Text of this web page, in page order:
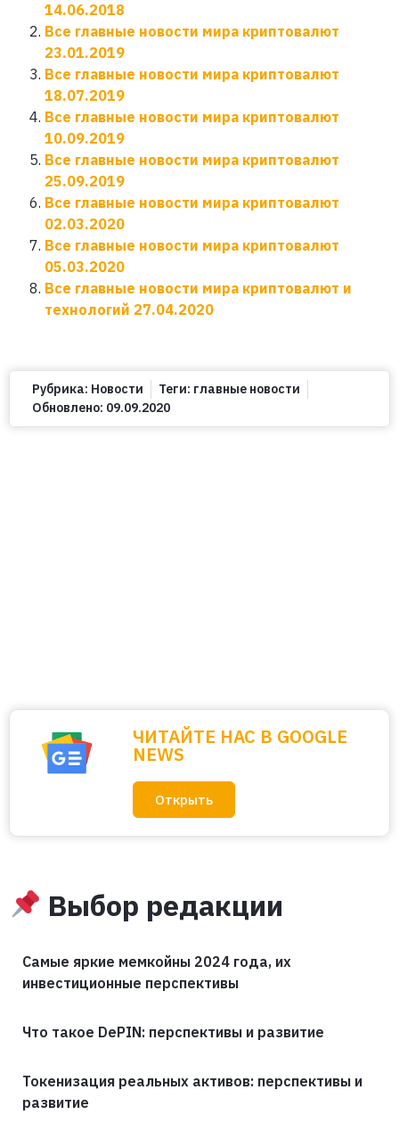
14.06.2018
Все главные новости мира криптовалют
23.01.2019
Все главные новости мира криптовалют
18.07.2019
Все главные новости мира криптовалют
10.09.2019
Все главные новости мира криптовалют
25.09.2019
Все главные новости мира криптовалют
02.03.2020
Все главные новости мира криптовалют
05.03.2020
Все главные новости мира криптовалют и
технологий 27.04.2020
Рубрика: Новости Теги: главные новости
Обновлено: 09.09.2020
ЧИТАЙТЕ НАС В GOOGLE
NEWS
Открыть
Выбор редакции
Самые яркие мемкойны 2024 года, их
инвестиционные перспективы
Что такое DePIN: перспективы и развитие
Токенизация реальных активов: перспективы и
развитие